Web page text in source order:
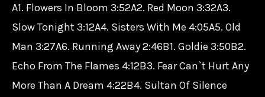
A1. Flowers In Bloom 3:52A2. Red Moon 3:32A3.
Slow Tonight 3:12A4. Sisters With Me 4:05A5. Old
Man 3:27A6. Running Away 2:46B1. Goldie 3:50B2.
Echo From The Flames 4:12B3. Fear Can`t Hurt Any
More Than A Dream 4:22B4. Sultan Of Silence